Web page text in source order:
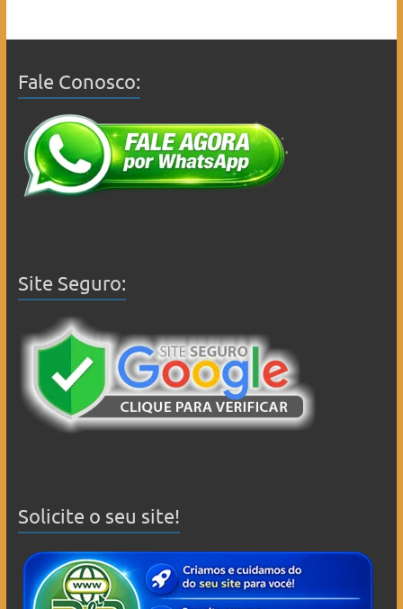
Fale Conosco:
Site Seguro:
Solicite o seu site!